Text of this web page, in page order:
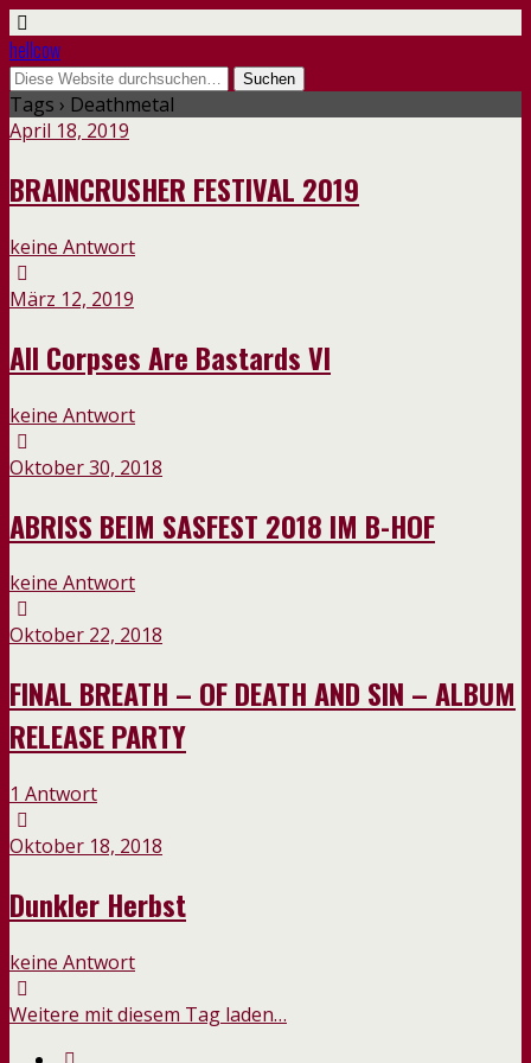
hellcow
Tags › Deathmetal
April 18, 2019
BRAINCRUSHER FESTIVAL 2019
keine Antwort
März 12, 2019
All Corpses Are Bastards VI
keine Antwort
Oktober 30, 2018
ABRISS BEIM SASFEST 2018 IM B-HOF
keine Antwort
Oktober 22, 2018
FINAL BREATH – OF DEATH AND SIN – ALBUM
RELEASE PARTY
1 Antwort
Oktober 18, 2018
Dunkler Herbst
keine Antwort
Weitere mit diesem Tag laden…